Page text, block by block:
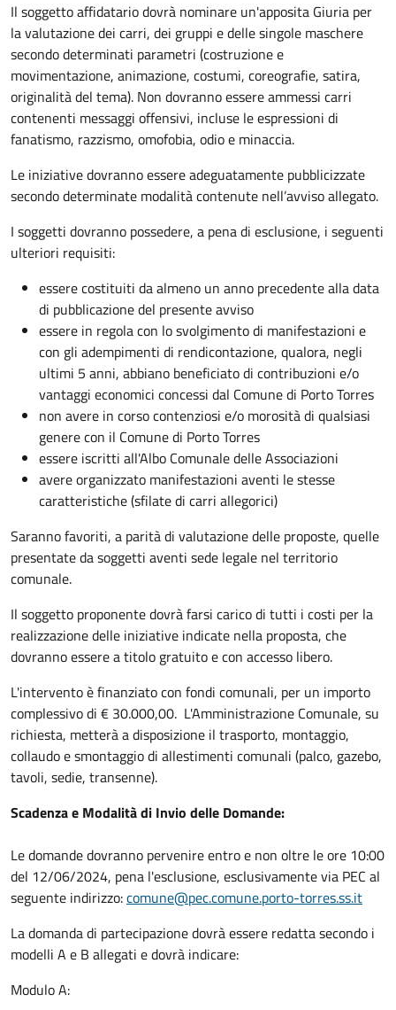
Il soggetto affidatario dovrà nominare un'apposita Giuria per
la valutazione dei carri, dei gruppi e delle singole maschere
secondo determinati parametri (costruzione e
movimentazione, animazione, costumi, coreografie, satira,
originalità del tema). Non dovranno essere ammessi carri
contenenti messaggi offensivi, incluse le espressioni di
fanatismo, razzismo, omofobia, odio e minaccia.
Le iniziative dovranno essere adeguatamente pubblicizzate
secondo determinate modalità contenute nell’avviso allegato.
I soggetti dovranno possedere, a pena di esclusione, i seguenti
ulteriori requisiti:
essere costituiti da almeno un anno precedente alla data
di pubblicazione del presente avviso
essere in regola con lo svolgimento di manifestazioni e
con gli adempimenti di rendicontazione, qualora, negli
ultimi 5 anni, abbiano beneficiato di contribuzioni e/o
vantaggi economici concessi dal Comune di Porto Torres
non avere in corso contenziosi e/o morosità di qualsiasi
genere con il Comune di Porto Torres
essere iscritti all'Albo Comunale delle Associazioni
avere organizzato manifestazioni aventi le stesse
caratteristiche (sfilate di carri allegorici)
Saranno favoriti, a parità di valutazione delle proposte, quelle
presentate da soggetti aventi sede legale nel territorio
comunale.
Il soggetto proponente dovrà farsi carico di tutti i costi per la
realizzazione delle iniziative indicate nella proposta, che
dovranno essere a titolo gratuito e con accesso libero.
L'intervento è finanziato con fondi comunali, per un importo
complessivo di € 30.000,00. L'Amministrazione Comunale, su
richiesta, metterà a disposizione il trasporto, montaggio,
collaudo e smontaggio di allestimenti comunali (palco, gazebo,
tavoli, sedie, transenne).
Scadenza e Modalità di Invio delle Domande:
Le domande dovranno pervenire entro e non oltre le ore 10:00
del 12/06/2024, pena l'esclusione, esclusivamente via PEC al
seguente indirizzo:comune@pec.comune.porto-torres.ss.it
La domanda di partecipazione dovrà essere redatta secondo i
modelli A e B allegati e dovrà indicare:
Modulo A: